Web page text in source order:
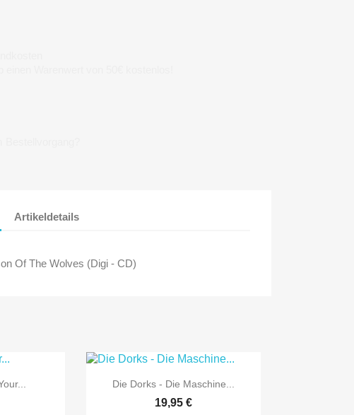
Artikeldetails
Of The Wolves (Digi - CD)
 Vorschau
Die Dorks - Die Maschine...
19,95 €